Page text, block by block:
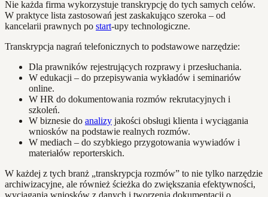
Nie każda firma wykorzystuje transkrypcję do tych samych celów.
W praktyce lista zastosowań jest zaskakująco szeroka – od
kancelarii prawnych po start-upy technologiczne.
Transkrypcja nagrań telefonicznych to podstawowe narzędzie:
Dla prawników rejestrujących rozprawy i przesłuchania.
W edukacji – do przepisywania wykładów i seminariów
online.
W HR do dokumentowania rozmów rekrutacyjnych i
szkoleń.
W biznesie do analizy jakości obsługi klienta i wyciągania
wniosków na podstawie realnych rozmów.
W mediach – do szybkiego przygotowania wywiadów i
materiałów reporterskich.
W każdej z tych branż „transkrypcja rozmów” to nie tylko narzędzie
archiwizacyjne, ale również ścieżka do zwiększania efektywności,